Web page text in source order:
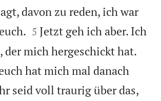
davon zu reden, ich war


5 Jetzt geh ich aber. Ich
der mich hergeschickt hat.
hat mich mal danach
seid voll traurig über das,